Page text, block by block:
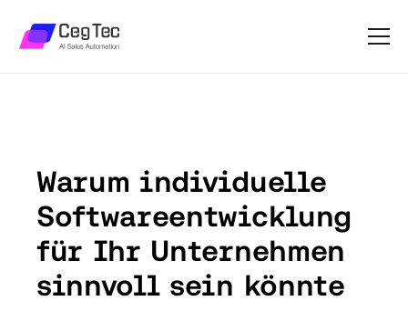
Warum individuelle
Softwareentwicklung
für Ihr Unternehmen
sinnvoll sein könnte